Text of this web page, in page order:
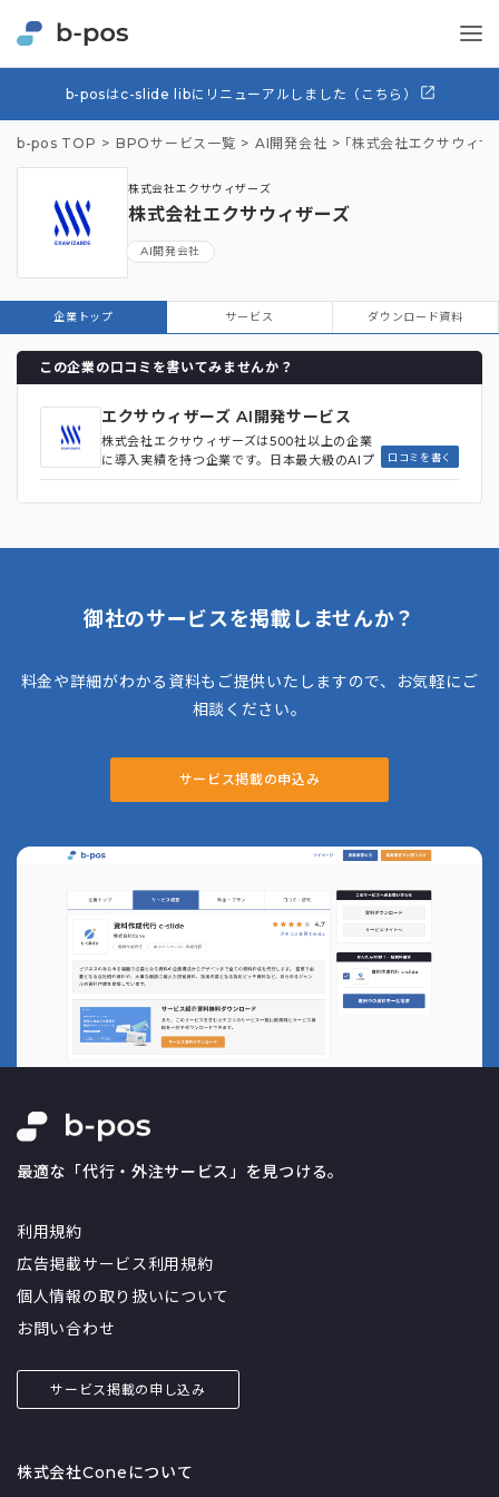
b-posはc-slide libにリニューアルしました（こちら）
b-pos TOP BPOサービス一覧 AI開発会社 「株式会社エクサウィ
株式会社エクサウィザーズ
株式会社エクサウィザーズ
AI開発会社
企業トップ サービス ダウンロード資料
この企業の口コミを書いてみませんか？
エクサウィザーズ AI開発サービス
株式会社エクサウィザーズは500社以上の企業
に導入実績を持つ企業です。日本最大級のAIプ
ラットフォーム「exaBase」を提供し、DX・
でAIを試せるプランが用意されており、導入
後のサポートも充実しているため、手軽にAI
口コミを書く
御社のサービスを掲載しませんか？
料金や詳細がわかる資料もご提供いたしますので、お気軽にご
相談ください。
サービス掲載の申込み
最適な「代行・外注サービス」を見つける。
利用規約
広告掲載サービス利用規約
個人情報の取り扱いについて
お問い合わせ
サービス掲載の申し込み
株式会社Coneについて